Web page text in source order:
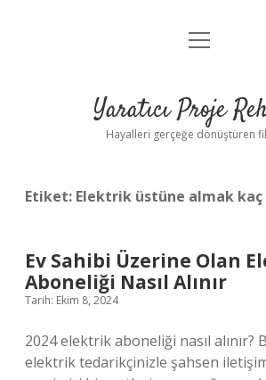
Anasayfa
Yasal Uyarı
menüyü
Yaratıcı Proje
Hayalleri gerçeğe dönüştüren
Etiket: Elektrik üstüne almak kaç
Ev Sahibi Üzerine Olan
Aboneliği Nasıl Alınır
Tarih: Ekim 8, 2024
2024 elektrik aboneliği nasıl alınır?
elektrik tedarikçinizle şahsen